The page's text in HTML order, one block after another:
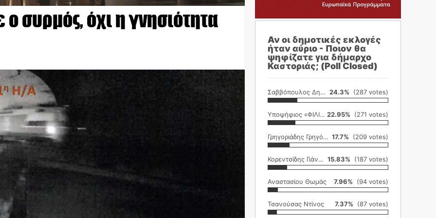
συρμός, όχι η γνησιότητα
Αν οι δημοτικές εκλογές
ήταν αύριο - Ποιον θα
ψηφίζατε για δήμαρχο
Καστοριάς; (Poll Closed)
Σαββόπουλος Δημήτρης 24.3% (287 votes)
Υποψήφιος «ΦΙΛΙΚΗ ΕΤΑΙΡΕΙΑ» 22.95% (271 votes)
Γρηγοριάδης Γρηγόρης 17.7% (209 votes)
Κορεντσίδης Γιάννης 15.83% (187 votes)
Αναστασίου Θωμάς 7.96% (94 votes)
Τσανούσας Ντίνος 7.37% (87 votes)